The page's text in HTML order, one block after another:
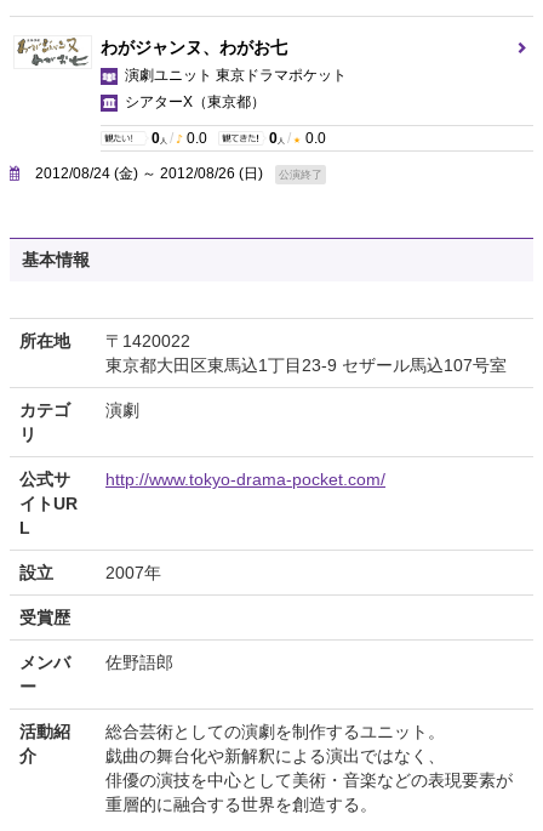
わがジャンヌ、わがお七
演劇ユニット 東京ドラマポケット
シアターX （東京都）
0 人 / 0.0 0 人 / 0.0
2012/08/24 (金) ～ 2012/08/26 (日) 公演終了
基本情報
所在地
〒1420022
東京都大田区東馬込1丁目23-9 セザール馬込107号室
カテゴ
リ
演劇
公式サ
イトUR
L
http://www.tokyo-drama-pocket.com/
設立 2007年
受賞歴
メンバ
ー
佐野語郎
活動紹
介
総合芸術としての演劇を制作するユニット。
戯曲の舞台化や新解釈による演出ではなく、
俳優の演技を中心として美術・音楽などの表現要素が
重層的に融合する世界を創造する。